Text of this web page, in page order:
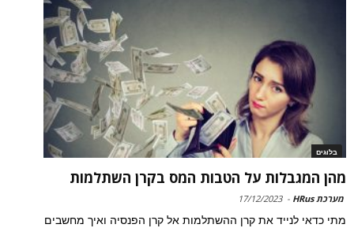
בלוגים
מהן המגבלות על הטבות המס בקרן השתלמות
מערכת HRus -
17/12/2023
מתי כדאי לנייד את קרן ההשתלמות אל קרן הפנסיה ואיך מחשבים